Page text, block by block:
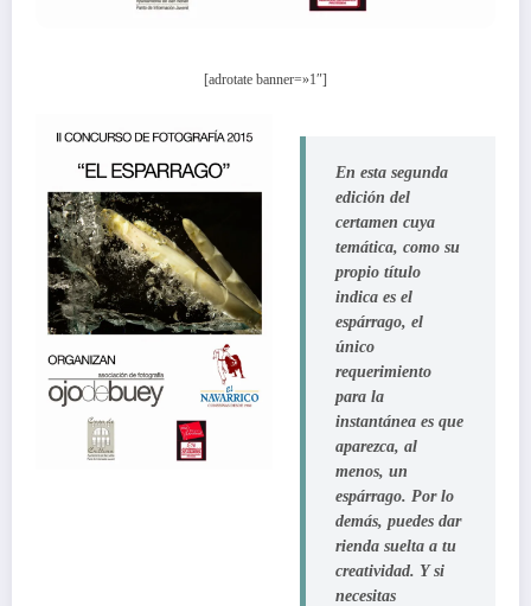
[adrotate banner=»1″]
En esta segunda
edición del
certamen cuya
temática, como su
propio título
indica es el
espárrago, el
único
requerimiento
para la
instantánea es que
aparezca, al
menos, un
espárrago. Por lo
demás, puedes dar
rienda suelta a tu
creatividad. Y si
necesitas